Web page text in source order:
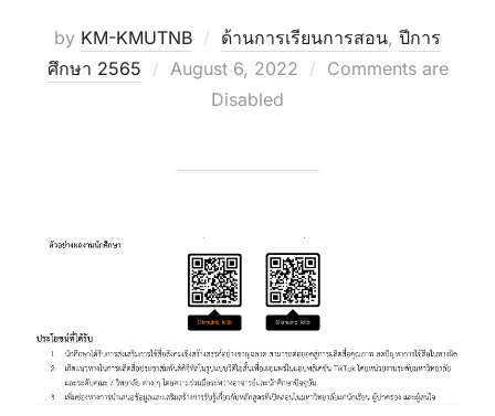
by KM-KMUTNB ด้านการเรียนการสอน, ปีการ
ศึกษา 2565
Posted
August 6, 2022
Comments are
Disabled